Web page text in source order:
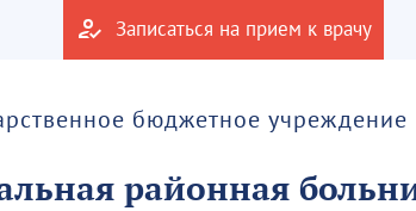
Записаться на прием к врачу
бюджетное учреждение
районная